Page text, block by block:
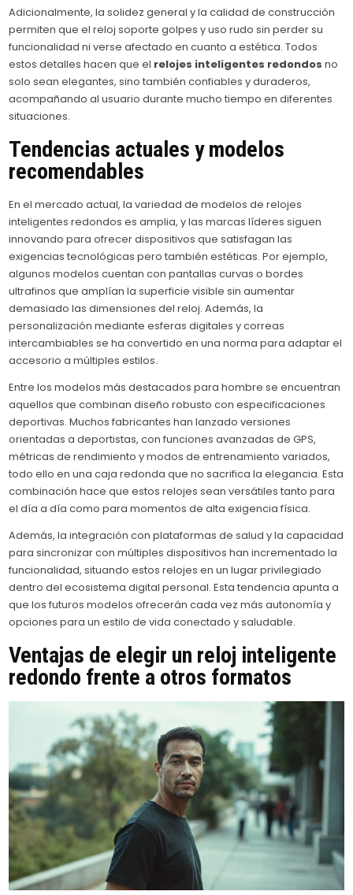
Adicionalmente, la solidez general y la calidad de construcción
permiten que el reloj soporte golpes y uso rudo sin perder su
funcionalidad ni verse afectado en cuanto a estética. Todos
estos detalles hacen que el relojes inteligentes redondos no
solo sean elegantes, sino también confiables y duraderos,
acompañando al usuario durante mucho tiempo en diferentes
situaciones.
Tendencias actuales y modelos
recomendables
En el mercado actual, la variedad de modelos de relojes
inteligentes redondos es amplia, y las marcas líderes siguen
innovando para ofrecer dispositivos que satisfagan las
exigencias tecnológicas pero también estéticas. Por ejemplo,
algunos modelos cuentan con pantallas curvas o bordes
ultrafinos que amplían la superficie visible sin aumentar
demasiado las dimensiones del reloj. Además, la
personalización mediante esferas digitales y correas
intercambiables se ha convertido en una norma para adaptar el
accesorio a múltiples estilos.
Entre los modelos más destacados para hombre se encuentran
aquellos que combinan diseño robusto con especificaciones
deportivas. Muchos fabricantes han lanzado versiones
orientadas a deportistas, con funciones avanzadas de GPS,
métricas de rendimiento y modos de entrenamiento variados,
todo ello en una caja redonda que no sacrifica la elegancia. Esta
combinación hace que estos relojes sean versátiles tanto para
el día a día como para momentos de alta exigencia física.
Además, la integración con plataformas de salud y la capacidad
para sincronizar con múltiples dispositivos han incrementado la
funcionalidad, situando estos relojes en un lugar privilegiado
dentro del ecosistema digital personal. Esta tendencia apunta a
que los futuros modelos ofrecerán cada vez más autonomía y
opciones para un estilo de vida conectado y saludable.
Ventajas de elegir un reloj inteligente
redondo frente a otros formatos